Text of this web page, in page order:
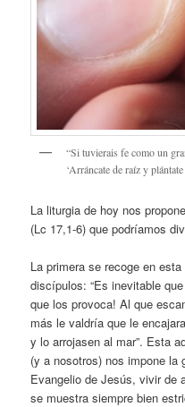
“Si tuvierais fe como un
‘Arráncate de raíz y
La liturgia de hoy nos
(Lc 17,1-6) que podríamos
La primera se recoge en
discípulos: “Es inevitable
que los provoca! Al que
más le valdría que le
y lo arrojasen al mar”. Esta
(y a nosotros) nos impone la
Evangelio de Jesús, vivir de
se muestra siempre bien